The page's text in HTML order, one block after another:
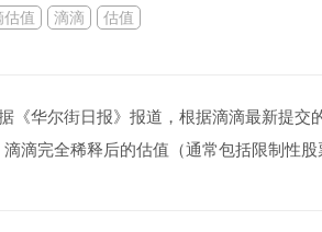
估值 滴滴 估值
《华尔街日报》报道，根据滴滴最新提
滴完全稀释后的估值（通常包括限制性股